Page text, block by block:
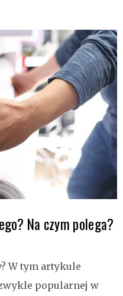
Na czym polega?
W tym artykule
popularnej w